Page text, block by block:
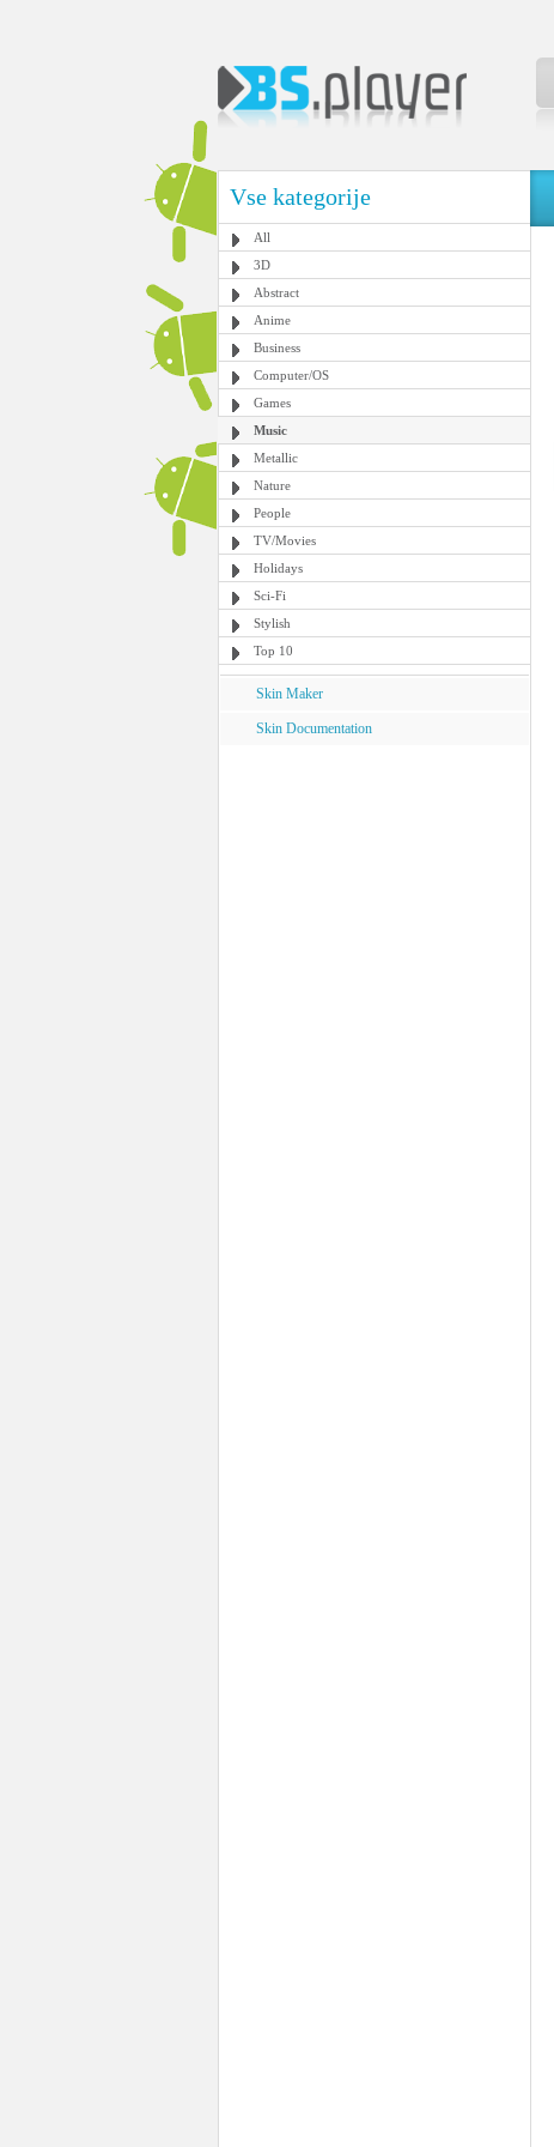
Vse kategorije
All
3D
Abstract
Anime
Business
Computer/OS
Games
Music
Metallic
Nature
People
TV/Movies
Holidays
Sci-Fi
Stylish
Top 10
Skin Maker
Skin Documentation